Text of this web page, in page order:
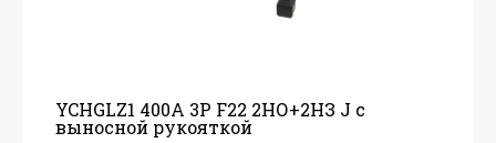
YCHGLZ1 400А 3P F22 2НО+2НЗ J с
выносной рукояткой